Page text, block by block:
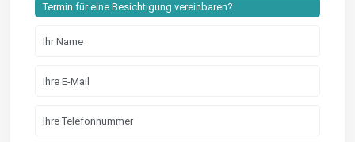
Termin für eine Besichtigung vereinbaren?